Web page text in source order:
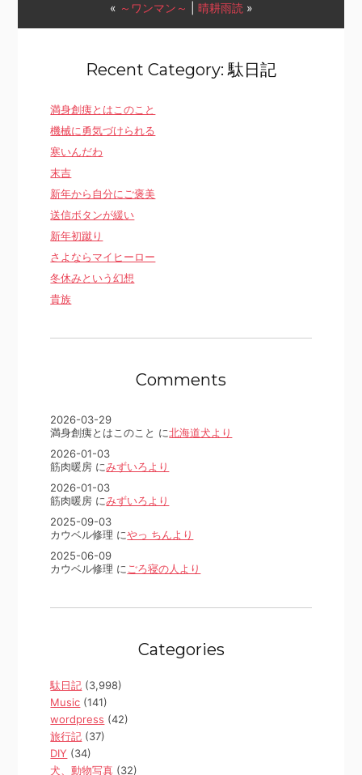
« ～ワンマン～ 晴耕雨読 »
Recent Category: 駄日記
満身創痍とはこのこと
機械に勇気づけられる
寒いんだわ
末吉
新年から自分にご褒美
送信ボタンが緩い
新年初蹴り
さよならマイヒーロー
冬休みという幻想
貴族
Comments
2026-03-29
満身創痍とはこのこと に北海道犬より
2026-01-03
筋肉暖房 にみずいろより
2026-01-03
筋肉暖房 にみずいろより
2025-09-03
カウベル修理 にやっ ちんより
2025-06-09
カウベル修理 に ごろ寝の人より
Categories
駄日記 (3,998)
Music (141)
wordpress (42)
旅行記 (37)
DIY (34)
犬、動物写真 (32)